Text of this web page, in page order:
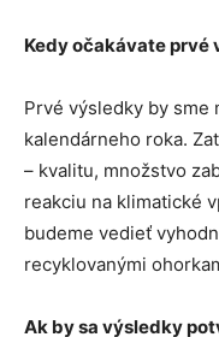
Kedy očakávate prvé
Prvé výsledky by sme
kalendárneho roka.
– kvalitu, množstvo
reakciu na klimatické
budeme vedieť
recyklovanými
Ak by sa výsledky